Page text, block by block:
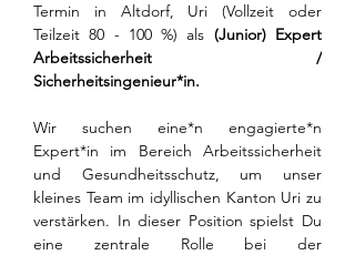
Termin in Altdorf, Uri (Vollzeit oder
Teilzeit 80 - 100 %) als (Junior) Expert
Arbeitssicherheit /
Sicherheitsingenieur*in.
Wir suchen eine*n engagierte*n
Expert*in im Bereich Arbeitssicherheit
und Gesundheitsschutz, um unser
kleines Team im idyllischen Kanton Uri zu
verstärken. In dieser Position spielst Du
eine zentrale Rolle bei der